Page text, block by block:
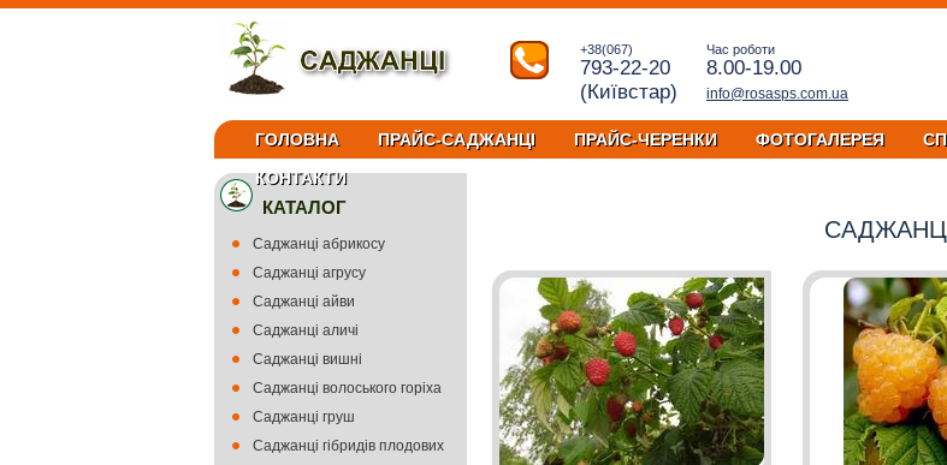
+38(067)
793-22-20
(Київстар)
Час роботи
8.00-19.00
info@rosasps.com.ua
ГОЛОВНА ПРАЙС-САДЖАНЦІ ПРАЙС-ЧЕРЕНКИ ФОТОГАЛЕРЕЯ
КОНТАКТИ
КАТАЛОГ
Саджанці абрикосу
Саджанці агрусу
Саджанці айви
Саджанці аличі
Саджанці вишні
Саджанці волоського горіха
Саджанці груш
Саджанці гібридів плодових